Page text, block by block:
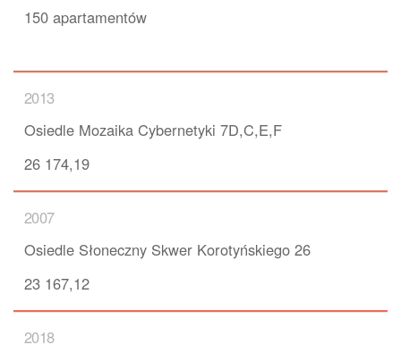
150 apartamentów
2013
Osiedle Mozaika Cybernetyki 7D,C,E,F
26 174,19
2007
Osiedle Słoneczny Skwer Korotyńskiego 26
23 167,12
2018